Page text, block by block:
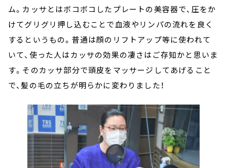
ム。カッサとはボコボコしたプレートの美容器で、圧をか
けてグリグリ押し込むことで血液やリンパの流れを良く
するというもの。普通は顔のリフトアップ等に使われて
いて、使った人はカッサの効果の凄さはご存知かと思いま
す。そのカッサ部分で頭皮をマッサージしてあげること
で、髪の毛の立ちが明らかに変わりました！